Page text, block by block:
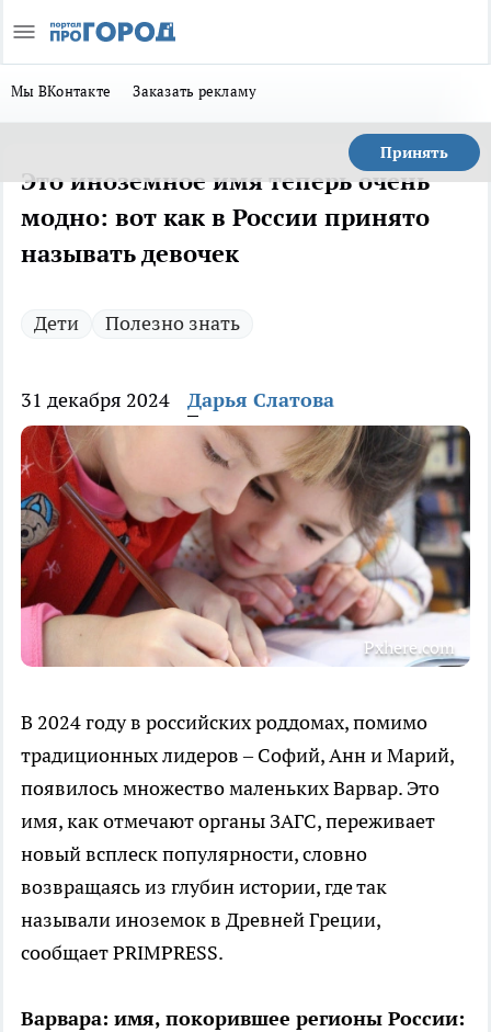
Мы ВКонтакте Заказать рекламу
Принять
Это иноземное имя теперь очень
модно: вот как в России принято
называть девочек
Дети Полезно знать
31 декабря 2024 Дарья Слатова
Pxhere.com
В 2024 году в российских роддомах, помимо
традиционных лидеров – Софий, Анн и Марий,
появилось множество маленьких Варвар. Это
имя, как отмечают органы ЗАГС, переживает
новый всплеск популярности, словно
возвращаясь из глубин истории, где так
называли иноземок в Древней Греции,
сообщает PRIMPRESS.
Варвара: имя, покорившее регионы России: